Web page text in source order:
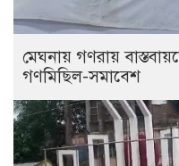
মেঘনায় গণরায়
গণমিছিল-সমাবেশ